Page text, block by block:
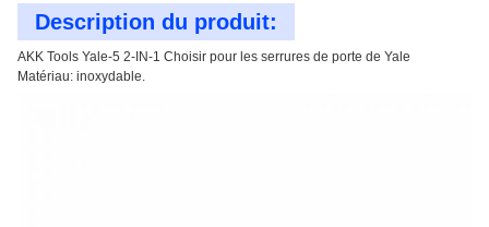
Description du produit:
AKK Tools Yale-5 2-IN-1 Choisir pour les serrures de porte de Yale
Matériau: inoxydable.